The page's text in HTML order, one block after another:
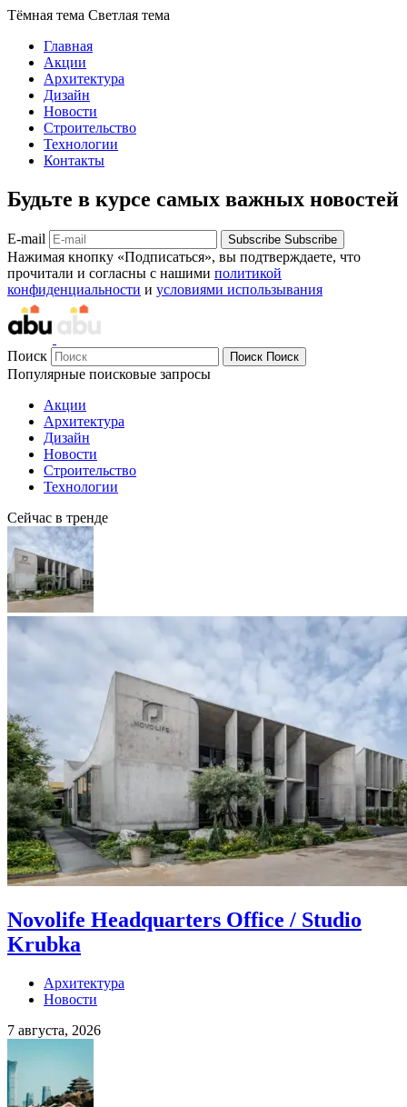
Тёмная тема Светлая тема
Главная
Акции
Архитектура
Дизайн
Новости
Строительство
Технологии
Контакты
Будьте в курсе самых важных новостей
E-mail Subscribe Subscribe
Нажимая кнопку «Подписаться», вы подтверждаете, что
прочитали и согласны с нашими политикой
конфиденциальности и условиями использывания
Поиск Поиск Поиск
Популярные поисковые запросы
Акции
Архитектура
Дизайн
Новости
Строительство
Технологии
Сейчас в тренде
Novolife Headquarters Office / Studio
Krubka
Архитектура
Новости
7 августа, 2026